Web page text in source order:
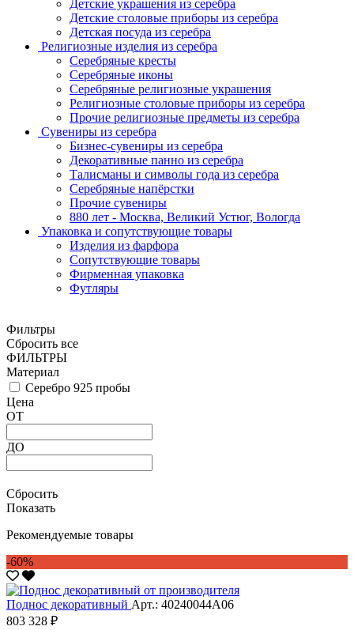
Детские украшения из серебра
Детские столовые приборы из серебра
Детская посуда из серебра
Религиозные изделия из серебра
Серебряные кресты
Серебряные иконы
Серебряные религиозные украшения
Религиозные столовые приборы из серебра
Прочие религиозные предметы из серебра
Сувениры из серебра
Бизнес-сувениры из серебра
Декоративные панно из серебра
Талисманы и символы года из серебра
Серебряные напёрстки
Прочие сувениры
880 лет - Москва, Великий Устюг, Вологда
Упаковка и сопутствующие товары
Изделия из фарфора
Сопутствующие товары
Фирменная упаковка
Футляры
Фильтры
Сбросить все
ФИЛЬТРЫ
Материал
Серебро 925 пробы
Цена
ОТ
ДО
Сбросить
Показать
Рекомендуемые товары
-60%
Поднос декоративный Арт.: 40240044А06
803 328 ₽